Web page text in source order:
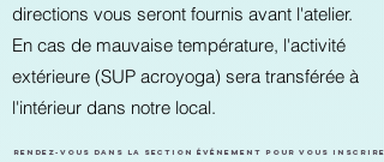
directions vous seront fournis avant l'atelier.
En cas de mauvaise température, l'activité
extérieure (SUP acroyoga) sera transférée à
l'intérieur dans notre local.
Rendez-vous dans la section événement pour vous inscrire.